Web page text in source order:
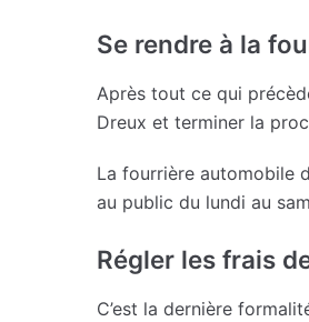
Se rendre à la
Après tout ce qui
Dreux et terminer la
La fourrière automobile
au public du lundi au
Régler les frais
C’est la dernière